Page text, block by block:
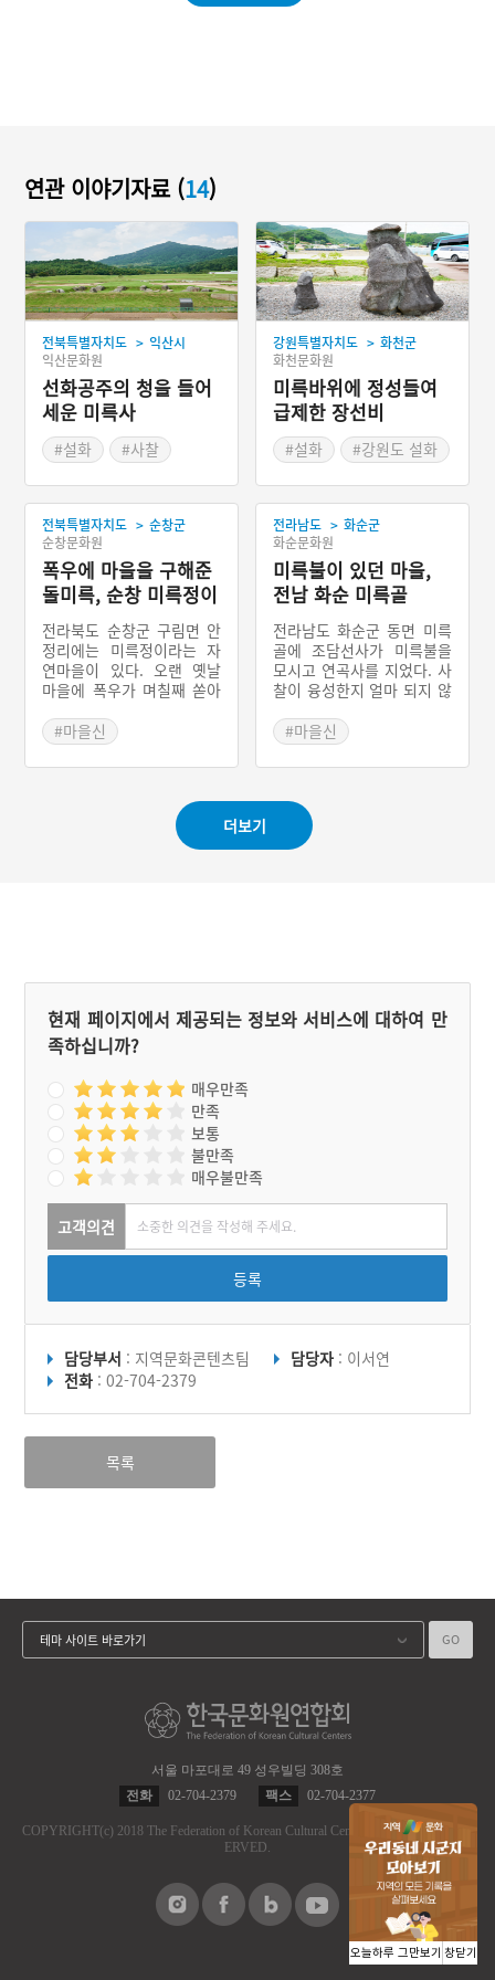
연관 이야기자료 (14)
전북특별자치도 > 익산시
익산문화원
선화공주의 청을 들어
세운 미륵사
#설화
#사찰
#전라도설화
강원특별자치도 > 화천군
화천문화원
미륵바위에 정성들여
급제한 장선비
#설화 #강원도 설화
전북특별자치도 > 순창군
순창문화원
폭우에 마을을 구해준
돌미륵, 순창 미륵정이
전라북도 순창군 구림면 안
정리에는 미륵정이라는 자
연마을이 있다. 오랜 옛날
마을에 폭우가 며칠째 쏟아
러 사람들은 모두 뒷산으로
피했다. 비는 계속 오는데도
물은 늘지 않았고 하천도 범
앞에 돌미륵이 물을 뽑아올
려준 덕분이었다. 비가 그치
자 마을 사람들은 돌미륵을
#마을신
전라남도 > 화순군
화순문화원
미륵불이 있던 마을,
전남 화순 미륵골
전라남도 화순군 동면 미륵
골에 조담선사가 미륵불을
모시고 연곡사를 지었다. 사
찰이 융성한지 얼마 되지 않
미륵불이 내려다보이는 마
을에는 역귀가 나타나서 전
염병을 퍼트리고 부녀자를
다. 이 괴담은 미륵골에까지
전해져 마을 사람들은 미륵
불을 뒤로 넘어뜨렸다. 그
#마을신
더보기
현재 페이지에서 제공되는 정보와 서비스에 대하여 만
족하십니까?
매우만족
만족
보통
불만족
매우불만족
고객의견
등록
담당부서 : 지역문화콘텐츠팀 담당자 : 이서연
전화 : 02-704-2379
목록
서울 마포대로 49 성우빌딩 308호
전화
02-704-2379 팩스 02-704-2377
COPYRIGHT(c) 2018 The Federation of Korean Cultural Centers.
ALL RIGHT RES
ERVED.
테마 사이트 바로가기 GO
오늘하루 그만보기 창닫기